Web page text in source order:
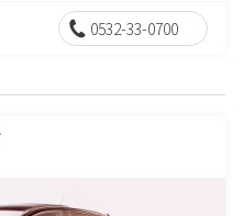
0532-33-0700